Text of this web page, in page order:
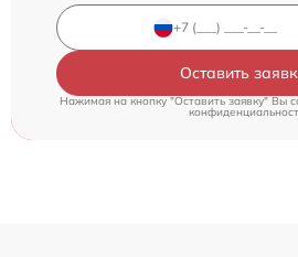
Оставить
Нажимая на кнопку "Оставить заявку" Вы